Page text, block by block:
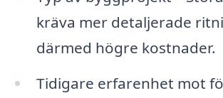
kräva mer detaljerade
därmed högre kostnader.
Tidigare erfarenhet mot